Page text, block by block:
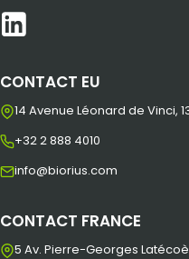
CONTACT EU
14 Avenue Léonard de Vinci,
+32 2 888 4010
info@biorius.com
CONTACT FRANCE
5 Av. Pierre-Georges